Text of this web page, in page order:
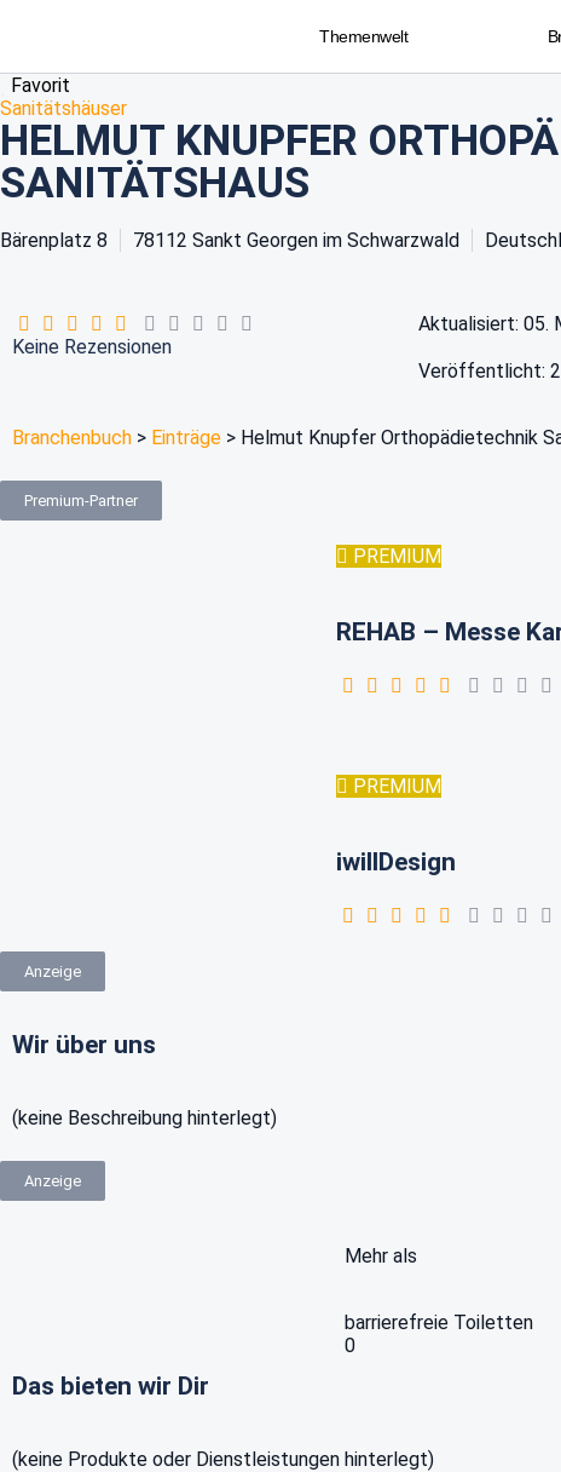
Themenwelt
Favorit
Sanitätshäuser
HELMUT KNUPFER
SANITÄTSHAUS
Bärenplatz 8 78112 Sankt Georgen im Schwarzwald
Keine Rezensionen
Aktualisiert: 05.
Veröffentlicht:
Branchenbuch > Einträge > Helmut Knupfer Orthopädietechnik
Premium-Partner
PREMIUM
REHAB – Messe
PREMIUM
iwillDesign
Anzeige
Wir über uns
(keine Beschreibung hinterlegt)
Anzeige
Mehr als
barrierefreie Toiletten
0
Das bieten wir Dir
(keine Produkte oder Dienstleistungen hinterlegt)